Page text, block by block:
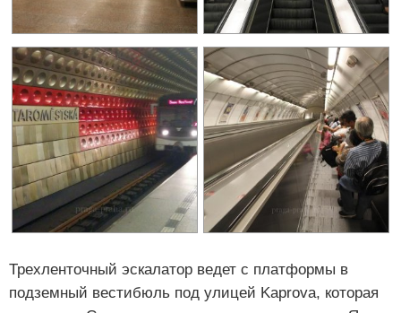
Трехленточный эскалатор ведет с платформы в
подземный вестибюль под улицей Kaprova, которая